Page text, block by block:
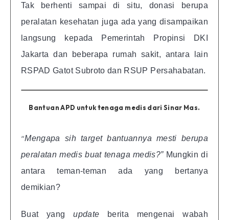
Tak berhenti sampai di situ, donasi berupa
peralatan kesehatan juga ada yang disampaikan
langsung kepada Pemerintah Propinsi DKI
Jakarta dan beberapa rumah sakit, antara lain
RSPAD Gatot Subroto dan RSUP Persahabatan.
Bantuan APD untuk tenaga medis dari Sinar Mas.
“Mengapa sih target bantuannya mesti berupa
peralatan medis buat tenaga medis?”Mungkin di
antara teman-teman ada yang bertanya
demikian?
Buat yangupdate
berita mengenai wabah